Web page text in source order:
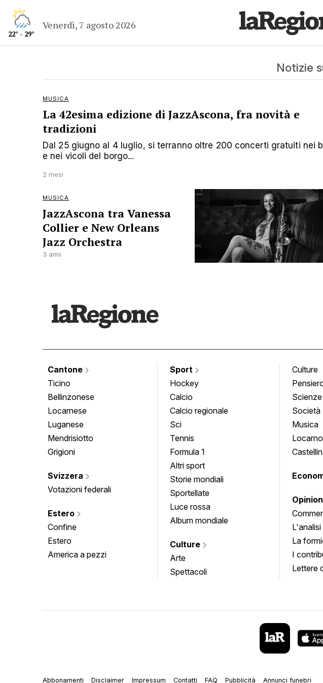
22° - 29°
Venerdì, 7 agosto 2026
Notizie
MUSICA
La 42esima edizione di JazzAscona, fra novità e
tradizioni
Dal 25 giugno al 4 luglio, si terranno oltre 200 concerti gratuiti nei
e nei vicoli del borgo...
2 mesi
MUSICA
JazzAscona tra Vanessa
Collier e New Orleans
Jazz Orchestra
3 anni
Cantone
Ticino
Bellinzonese
Locarnese
Luganese
Mendrisiotto
Grigioni
Svizzera
Votazioni federali
Estero
Confine
Estero
America a pezzi
Sport
Hockey
Calcio
Calcio regionale
Sci
Tennis
Formula 1
Altri sport
Storie mondiali
Sportellate
Luce rossa
Album mondiale
Culture
Arte
Spettacoli
Culture
Scienze
Società
Musica
L'analisi
La
I
Lettere
Abbonamenti Disclaimer Impressum Contatti FAQ Pubblicità Annunci funebri